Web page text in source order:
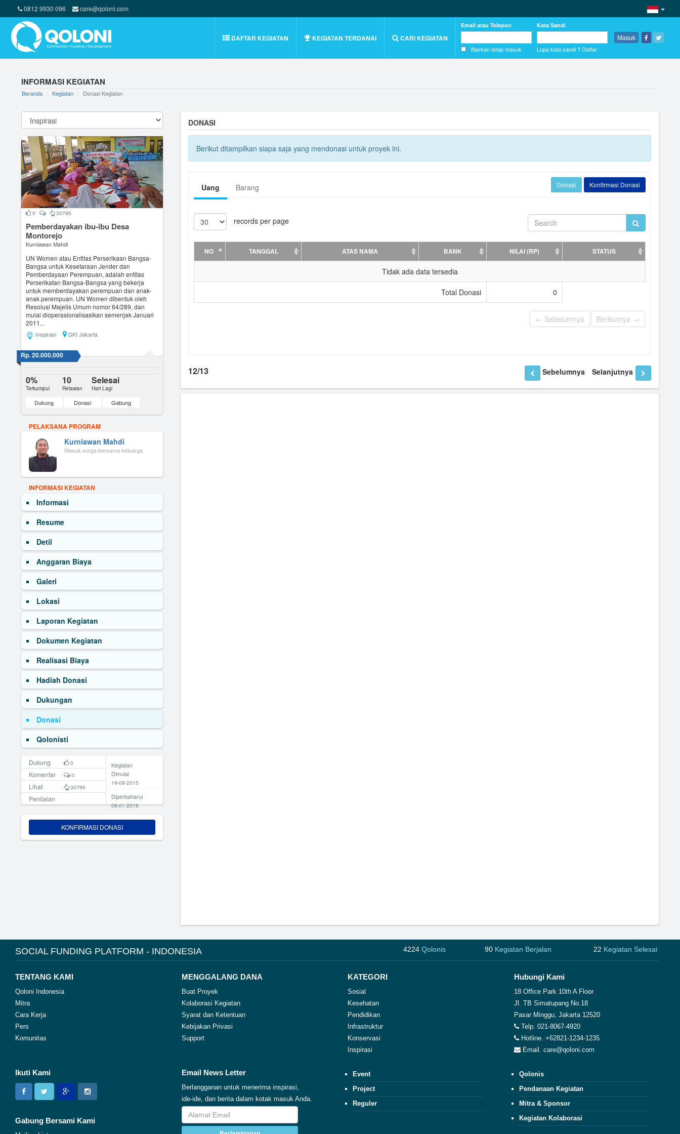
0812 9930 096 care@qoloni.com
DAFTAR KEGIATAN KEGIATAN TERDANAI CARI KEGIATAN
Email atau Telepon
Biarkan tetap masuk
Kata Sandi
Masuk
Lupa kata sandi ? Daftar
INFORMASI KEGIATAN
Beranda Kegiatan Donasi Kegiatan
0 30795
Pemberdayakan ibu-ibu Desa
Montorejo
Kurniawan Mahdi
UN Women atau Entitas Perserikaan Bangsa-
Bangsa untuk Kesetaraan Jender dan
Pemberdayaan Perempuan, adalah entitas
Perserikatan Bangsa-Bangsa yang bekerja
untuk memberdayakan perempuan dan anak-
anak perempuan. UN Women dibentuk oleh
Resolusi Majelis Umum nomor 64/289, dan
mulai dioperasionalisasikan semenjak Januari
2011...
Inspirasi DKI Jakarta
Rp. 20.000.000
0% 10 Selesai
Terkumpul Relawan Hari Lagi
Dukung Donasi Gabung
PELAKSANA PROGRAM
Kurniawan Mahdi
Masuk surga bersama keluarga
INFORMASI KEGIATAN
Informasi
Resume
Detil
Anggaran Biaya
Galeri
Lokasi
Laporan Kegiatan
Dokumen Kegiatan
Realisasi Biaya
Hadiah Donasi
Dukungan
Donasi
Qolonisti
Dukung 0
Komentar 0
Lihat 30795
Penilaian
Kegiatan
Dimulai
19-08-2015
Diperbaharui
08-01-2018
KONFIRMASI DONASI
DONASI
Berikut ditampilkan siapa saja yang mendonasi untuk proyek ini.
Donasi Konfirmasi Donasi
Uang Barang
records per page
NO TANGGAL ATAS NAMA BANK NILAI (RP) STATUS
Total Donasi 0
Tidak ada data tersedia
← Sebelumnya Berikutnya →
12/13 Sebelumnya Selanjutnya
SOCIAL FUNDING PLATFORM - INDONESIA 4224 Qolonis 90 Kegiatan Berjalan 22 Kegiatan Selesai
TENTANG KAMI
Qoloni Indonesia
Mitra
Cara Kerja
Pers
Komunitas
MENGGALANG DANA
Buat Proyek
Kolaborasi Kegiatan
Syarat dan Ketentuan
Kebijakan Privasi
Support
KATEGORI
Sosial
Kesehatan
Pendidikan
Infrastruktur
Konservasi
Inspirasi
Hubungi Kami
18 Office Park 10th A Floor
Jl. TB Simatupang No.18
Pasar Minggu, Jakarta 12520
Telp. 021-8067-4920
Hotline. +62821-1234-1235
Email. care@qoloni.com
Ikuti Kami
Gabung Bersami Kami
Email News Letter
Berlangganan untuk menerima inspirasi,
ide-ide, dan berita dalam kotak masuk Anda.
Event
Project
Reguler
Qolonis
Pendanaan Kegiatan
Mitra & Sponsor
Kegiatan Kolaborasi